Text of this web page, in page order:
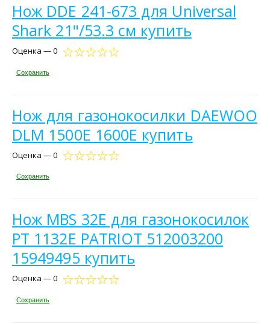
Нож DDE 241-673 для Universal
Shark 21"/53.3 см купить
Оценка — 0
Сохранить
Нож для газонокосилки DAEWOO
DLM 1500E 1600E купить
Оценка — 0
Сохранить
Нож MBS 32E для газонокосилок
PT 1132E PATRIOT 512003200
15949495 купить
Оценка — 0
Сохранить